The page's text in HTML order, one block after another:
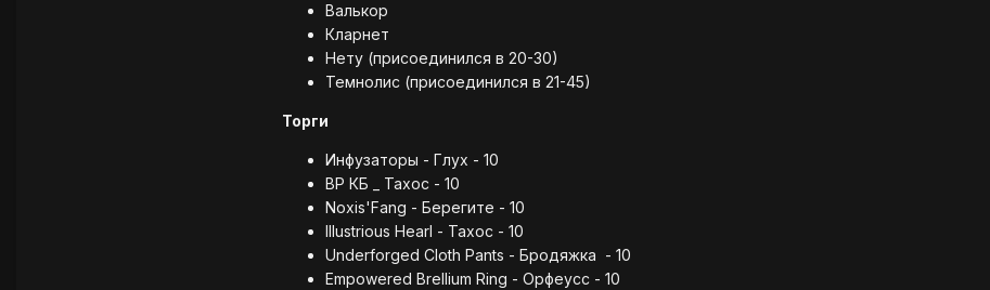
Валькор
Кларнет
Нету (присоединился в 20-30)
Темнолис (присоединился в 21-45)
Торги
Инфузаторы - Глух - 10
ВР КБ _ Тахос - 10
Noxis'Fang - Берегите - 10
Illustrious Hearl - Тахос - 10
Underforged Cloth Pants - Бродяжка - 10
Empowered Brellium Ring - Орфеусс - 10